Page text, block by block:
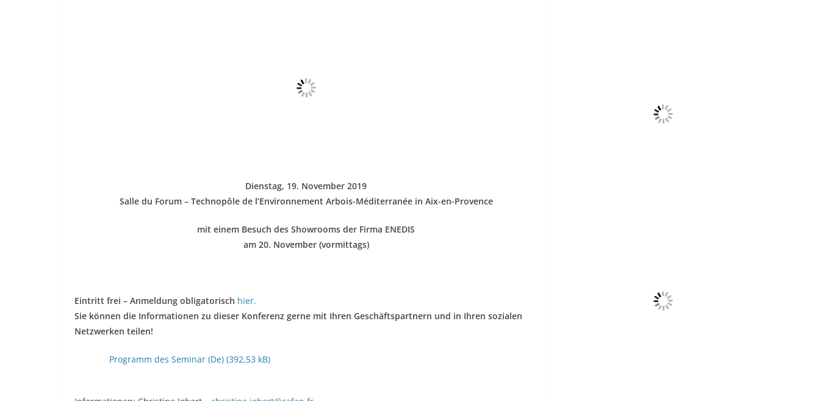
Dienstag, 19. November 2019
Salle du Forum – Technopôle de l’Environnement Arbois-Méditerranée in Aix-en-Provence
mit einem Besuch des Showrooms der Firma ENEDIS
am 20. November (vormittags)
Eintritt frei – Anmeldung obligatorisch hier.
Sie können die Informationen zu dieser Konferenz gerne mit Ihren Geschäftspartnern und in Ihren sozialen
Netzwerken teilen!
Programm des Seminar (De)